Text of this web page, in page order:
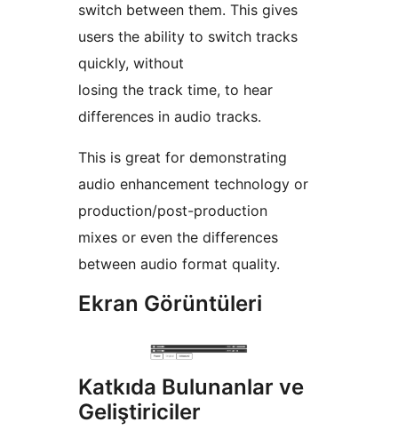
switch between them. This gives
users the ability to switch tracks
quickly, without
losing the track time, to hear
differences in audio tracks.
This is great for demonstrating
audio enhancement technology or
production/post-production
mixes or even the differences
between audio format quality.
Ekran Görüntüleri
Katkıda Bulunanlar ve
Geliştiriciler